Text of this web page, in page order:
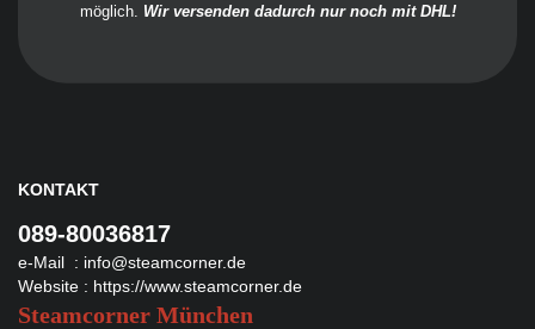
möglich. Wir versenden dadurch nur noch mit DHL!
KONTAKT
089-80036817
e-Mail : info@steamcorner.de
Website : https://www.steamcorner.de
Steamcorner München